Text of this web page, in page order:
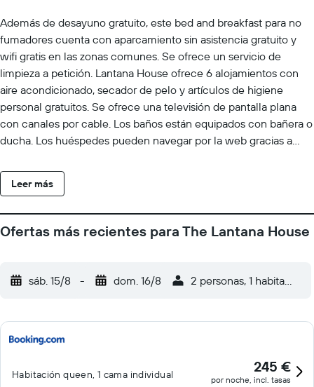
Además de desayuno gratuito, este bed and breakfast para no
fumadores cuenta con aparcamiento sin asistencia gratuito y
wifi gratis en las zonas comunes. Se ofrece un servicio de
limpieza a petición. Lantana House ofrece 6 alojamientos con
aire acondicionado, secador de pelo y artículos de higiene
personal gratuitos. Se ofrece una televisión de pantalla plana
con canales por cable. Los baños están equipados con bañera o
ducha. Los huéspedes pueden navegar por la web gracias a
limpieza a petición.
Leer más
Ofertas más recientes para The Lantana House
sáb. 15/8 - dom. 16/8 2 personas, 1 habitación
Habitación queen, 1 cama individual 245 €
por noche, incl. tasas